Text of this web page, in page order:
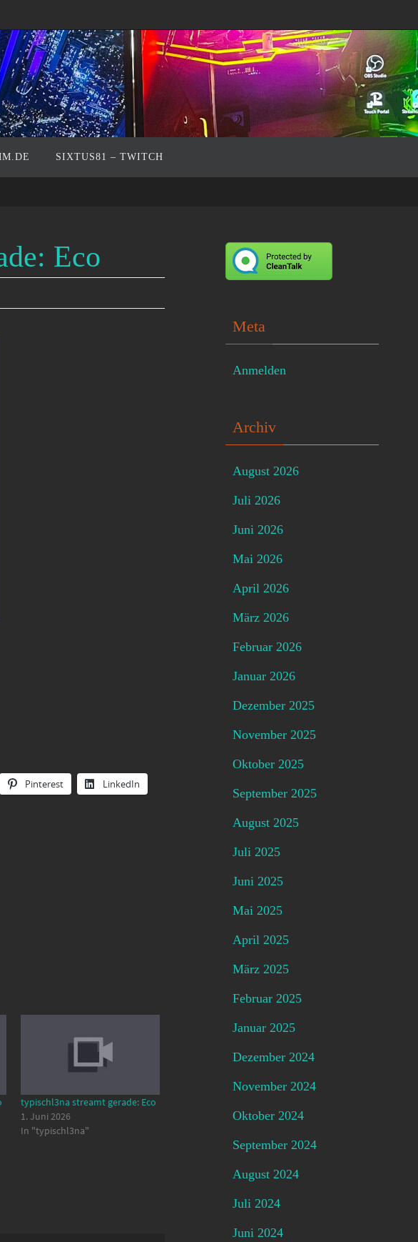
SIXTUS81 – TWITCH
Eco
Pinterest LinkedIn
typischl3na streamt gerade: Eco
1. Juni 2026
In "typischl3na"
Meta
Anmelden
Archiv
August 2026
Juli 2026
Juni 2026
Mai 2026
April 2026
März 2026
Februar 2026
Januar 2026
Dezember 2025
November 2025
Oktober 2025
September 2025
August 2025
Juli 2025
Juni 2025
Mai 2025
April 2025
März 2025
Februar 2025
Januar 2025
Dezember 2024
November 2024
Oktober 2024
September 2024
August 2024
Juli 2024
Juni 2024